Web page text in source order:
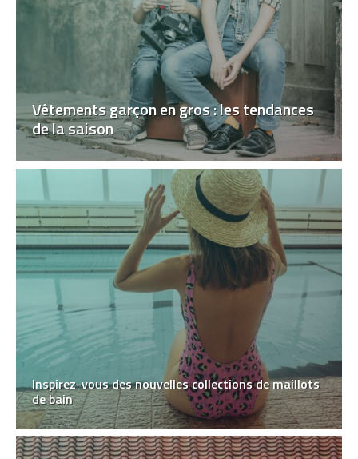
Vêtements garçon en gros : les tendances
de la saison
Inspirez-vous des nouvelles collections de maillots
de bain